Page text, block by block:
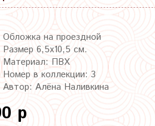
Обложка на проездной
Размер 6,5х10,5 см.
Материал: ПВХ
Номер в коллекции: 3
Автор: Алёна Наливкина
р